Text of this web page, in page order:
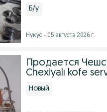
Б/у
Нукус - 05 августа 2026 г.
Продается
Chexiyalı kofe
Новый